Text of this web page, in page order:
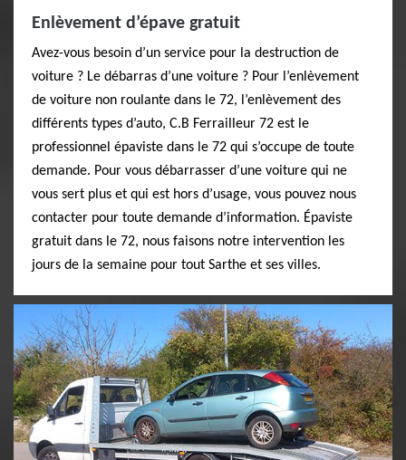
Enlèvement d’épave gratuit
Avez-vous besoin d’un service pour la destruction de
voiture ? Le débarras d’une voiture ? Pour l’enlèvement
de voiture non roulante dans le 72, l’enlèvement des
différents types d’auto, C.B Ferrailleur 72 est le
professionnel épaviste dans le 72 qui s’occupe de toute
demande. Pour vous débarrasser d’une voiture qui ne
vous sert plus et qui est hors d’usage, vous pouvez nous
contacter pour toute demande d’information. Épaviste
gratuit dans le 72, nous faisons notre intervention les
jours de la semaine pour tout Sarthe et ses villes.